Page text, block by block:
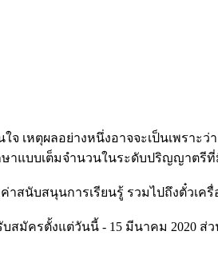
ลอย่างหนึ่งอาจจะเป็นเพราะว่า
ษาแบบเต็มจำนวนในระดับปริญญาตรี
สนุนการเรียนรู้ รวมไปถึงตั๋วเครื่อ
รตั้งแต่วันนี้ - 15 มีนาคม 2020 ส่ว